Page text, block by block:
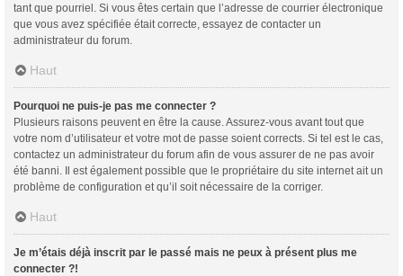
tant que pourriel. Si vous êtes certain que l’adresse de courrier électronique
que vous avez spécifiée était correcte, essayez de contacter un
administrateur du forum.
Haut
Pourquoi ne puis-je pas me connecter ?
Plusieurs raisons peuvent en être la cause. Assurez-vous avant tout que
votre nom d’utilisateur et votre mot de passe soient corrects. Si tel est le cas,
contactez un administrateur du forum afin de vous assurer de ne pas avoir
été banni. Il est également possible que le propriétaire du site internet ait un
problème de configuration et qu’il soit nécessaire de la corriger.
Haut
Je m’étais déjà inscrit par le passé mais ne peux à présent plus me
connecter ?!